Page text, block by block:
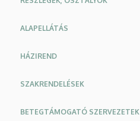
ALAPELLÁTÁS
HÁZIREND
SZAKRENDELÉSEK
BETEGTÁMOGATÓ SZERVEZETEK